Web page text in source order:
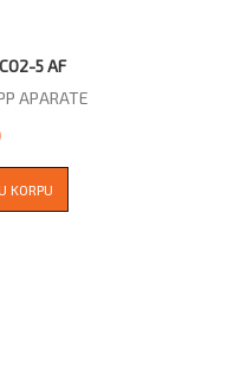
5 AF
APARATE